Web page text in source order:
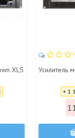
XLS
Усилитель
+ 1